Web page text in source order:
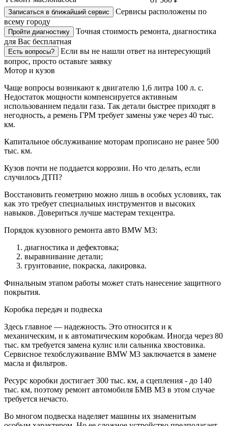
Записаться в ближайший сервис
Сервисы расположены по
всему городу
Пройти диагностику
Точная стоимость ремонта, диагностика
для Вас бесплатная
Есть вопросы?
Если вы не нашли ответ на интересующий
вопрос, просто оставьте заявку
Мотор и кузов
Чаще вопросы возникают к двигателю 1,6 литра 100 л. с.
Недостаток мощности компенсируется активным
использованием педали газа. Так детали быстрее приходят в
негодность, а ремень ГРМ требует замены уже через 40 тыс.
км.
Капитальное обслуживание моторам прописано не ранее 500
тыс. км.
Кузов почти не поддается коррозии. Но что делать, если
случилось ДТП?
Восстановить геометрию можно лишь в особых условиях, так
как это требует специальных инструментов и высоких
навыков. Довериться лучше мастерам техцентра.
Порядок кузовного ремонта авто BMW M3:
диагностика и дефектовка;
выравнивание детали;
грунтование, покраска, лакировка.
Финальным этапом работы может стать нанесение защитного
покрытия.
Коробка передач и подвеска
Здесь главное — надежность. Это относится и к
механическим, и к автоматическим коробкам. Иногда через 80
тыс. км требуется замена кулис или сальника хвостовика.
Сервисное техобслуживание BMW M3 заключается в замене
масла и фильтров.
Ресурс коробки достигает 300 тыс. км, а сцепления - до 140
тыс. км, поэтому ремонт автомобиля БМВ M3 в этом случае
требуется нечасто.
Во многом подвеска наделяет машины их знаменитым